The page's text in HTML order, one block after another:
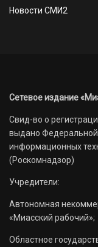
Новости СМИ2
Сетевое издание
Свид-во о
выдано Федеральной
информационных
(Роскомнадзор)
Учредители:
Автономная
«Миасский рабочий»;
Областное